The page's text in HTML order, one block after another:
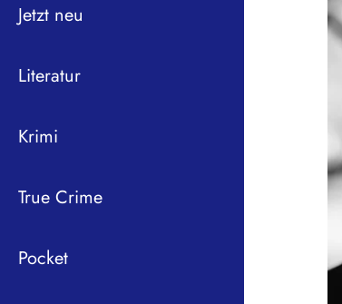
Jetzt neu
Literatur
Krimi
True Crime
Pocket